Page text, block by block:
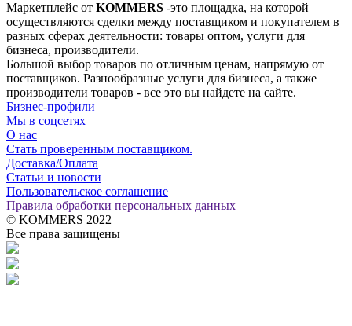
Маркетплейс от KOMMERS -это площадка, на которой
осуществляются сделки между поставщиком и покупателем в
разных сферах деятельности: товары оптом, услуги для
бизнеса, производители.
Большой выбор товаров по отличным ценам, напрямую от
поставщиков. Разнообразные услуги для бизнеса, а также
производители товаров - все это вы найдете на сайте.
Бизнес-профили
Мы в соцсетях
О нас
Стать проверенным поставщиком.
Доставка/Оплата
Статьи и новости
Пользовательское соглашение
Правила обработки персональных данных
© KOMMERS 2022
Все права защищены